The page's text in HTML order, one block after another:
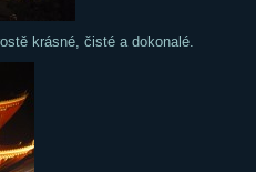
krásné, čisté a dokonalé.